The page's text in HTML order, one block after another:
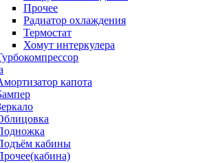
Прочее
Радиатор охлаждения
Термостат
Хомут интеркулера
капота
кабины